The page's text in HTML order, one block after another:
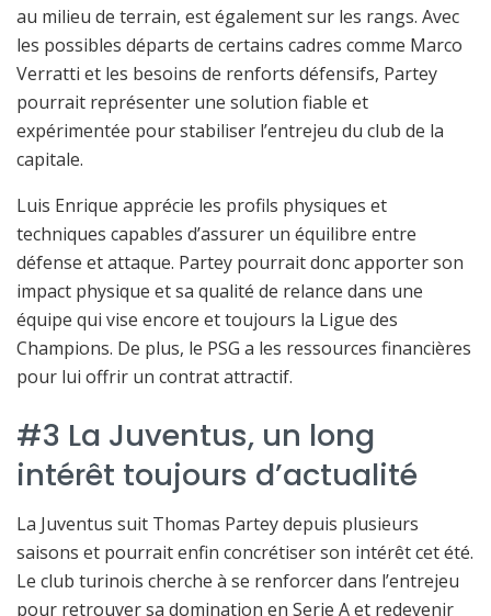
au milieu de terrain, est également sur les rangs. Avec
les possibles départs de certains cadres comme Marco
Verratti et les besoins de renforts défensifs, Partey
pourrait représenter une solution fiable et
expérimentée pour stabiliser l’entrejeu du club de la
capitale.
Luis Enrique apprécie les profils physiques et
techniques capables d’assurer un équilibre entre
défense et attaque. Partey pourrait donc apporter son
impact physique et sa qualité de relance dans une
équipe qui vise encore et toujours la Ligue des
Champions. De plus, le PSG a les ressources financières
pour lui offrir un contrat attractif.
#3 La Juventus, un long
intérêt toujours d’actualité
La Juventus suit Thomas Partey depuis plusieurs
saisons et pourrait enfin concrétiser son intérêt cet été.
Le club turinois cherche à se renforcer dans l’entrejeu
pour retrouver sa domination en Serie A et redevenir